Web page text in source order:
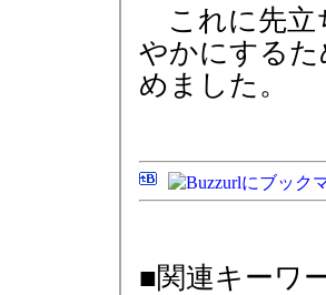
これに先立
やかにする
めました。
■関連キーワ